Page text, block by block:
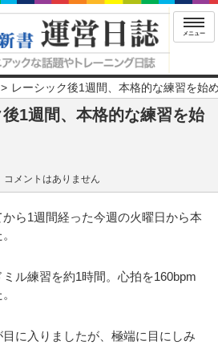
メニュー
レーシック後1週間、本格的な練習を始
後1週間、本格的な練習を始
コメントはありません
ら1週間経った今週の火曜日から本
ル練習を約1時間。心拍を160bpm
に入りましたが、極端に目にしみ